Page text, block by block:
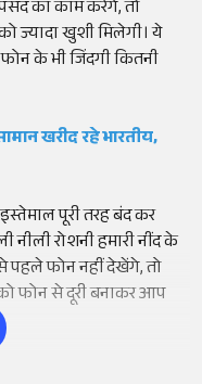
का काम करेंगे, तो
खुशी मिलेगी। ये
के भी जिंदगी कितनी
खरीद रहे भारतीय,
पूरी तरह बंद कर
नीली रोशनी हमारी नींद के
पहले फोन नहीं देखेंगे, तो
फोन से दूरी बनाकर आप